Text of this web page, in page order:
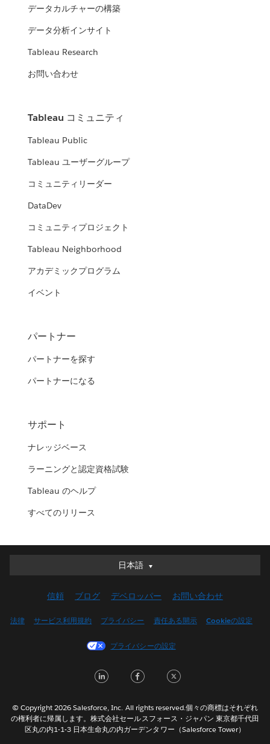
データカルチャーの構築
データ分析インサイト
Tableau Research
お問い合わせ
Tableau コミュニティ
Tableau Public
Tableau ユーザーグループ
コミュニティリーダー
DataDev
コミュニティプロジェクト
Tableau Neighborhood
アカデミックプログラム
イベント
パートナー
パートナーを探す
パートナーになる
サポート
ナレッジベース
ラーニングと認定資格試験
Tableau のヘルプ
すべてのリリース
日本語
日本語
English (UK)
Français (Canada)
Italiano
Nederlands
Português
信頼 ブログ デベロッパー お問い合わせ
法律 サービス利用規約 プライバシー 責任ある開示 Cookieの設定
プライバシーの設定
LinkedInFacebook
© Copyright 2026 Salesforce, Inc. All rights reserved.個々の商標はそれぞれ
の権利者に帰属します。株式会社セールスフォース・ジャパン 東京都千代田
区丸の内1-1-3 日本生命丸の内ガーデンタワー（Salesforce Tower）